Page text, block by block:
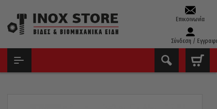
Επικοινωνία
Σύνδεση /